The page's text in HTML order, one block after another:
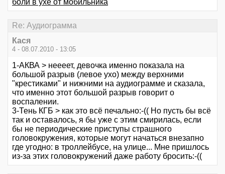
Re: Аудиограмма
Кася
4 - 08.07.2010 - 13:05
1-АКВА > неееет, девочка именно показала на
большой разрыв (левое ухо) между верхними
"крестиками" и нижними на аудиограмме и сказала,
что именно этот большой разрыв говорит о
воспалении.
3-Тень КГБ > как это всё печально:-(( Но пусть бы всё
так и оставалось, я бы уже с этим смирилась, если
бы не периодические приступы страшного
головокружения, которые могут начаться внезапно
где угодно: в троллейбусе, на улице... Мне пришлось
из-за этих головокружений даже работу бросить:-((